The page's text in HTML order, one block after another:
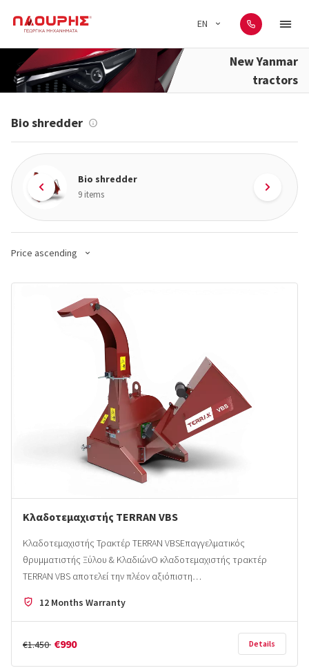
EN
New Yanmar
tractors
Bio shredder
Bio shredder
9 items
Price ascending
Κλαδοτεμαχιστής TERRAN VBS
Κλαδοτεμαχιστής Τρακτέρ TERRAN VBSΕπαγγελματικός
θρυμματιστής Ξύλου & ΚλαδιώνΟ κλαδοτεμαχιστής τρακτέρ
TERRAN VBS αποτελεί την πλέον αξιόπιστη…
12 Months Warranty
€1.450 €990 Details